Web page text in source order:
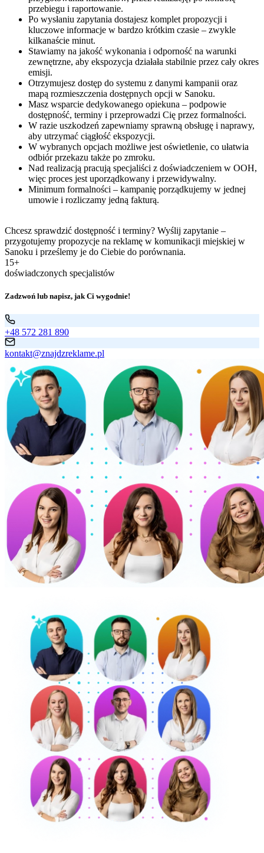
przebiegu i raportowanie.
Po wysłaniu zapytania dostajesz komplet propozycji i
kluczowe informacje w bardzo krótkim czasie – zwykle
kilkanaście minut.
Stawiamy na jakość wykonania i odporność na warunki
zewnętrzne, aby ekspozycja działała stabilnie przez cały okres
emisji.
Otrzymujesz dostęp do systemu z danymi kampanii oraz
mapą rozmieszczenia dostępnych opcji w Sanoku.
Masz wsparcie dedykowanego opiekuna – podpowie
dostępność, terminy i przeprowadzi Cię przez formalności.
W razie uszkodzeń zapewniamy sprawną obsługę i naprawy,
aby utrzymać ciągłość ekspozycji.
W wybranych opcjach możliwe jest oświetlenie, co ułatwia
odbiór przekazu także po zmroku.
Nad realizacją pracują specjaliści z doświadczeniem w OOH,
więc proces jest uporządkowany i przewidywalny.
Minimum formalności – kampanię porządkujemy w jednej
umowie i rozliczamy jedną fakturą.
Chcesz sprawdzić dostępność i terminy? Wyślij zapytanie –
przygotujemy propozycje na reklamę w komunikacji miejskiej w
Sanoku i prześlemy je do Ciebie do porównania.
15+
doświadczonych specjalistów
Zadzwoń lub napisz, jak Ci wygodnie!
+48 572 281 890
kontakt@znajdzreklame.pl